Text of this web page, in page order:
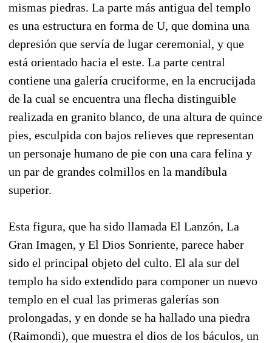
mismas piedras. La parte más antigua del templo
es una estructura en forma de U, que domina una
depresión que servía de lugar ceremonial, y que
está orientado hacia el este. La parte central
contiene una galería cruciforme, en la encrucijada
de la cual se encuentra una flecha distinguible
realizada en granito blanco, de una altura de quince
pies, esculpida con bajos relieves que representan
un personaje humano de pie con una cara felina y
un par de grandes colmillos en la mandíbula
superior.
Esta figura, que ha sido llamada El Lanzón, La
Gran Imagen, y El Dios Sonriente, parece haber
sido el principal objeto del culto. El ala sur del
templo ha sido extendido para componer un nuevo
templo en el cual las primeras galerías son
prolongadas, y en donde se ha hallado una piedra
(Raimondi), que muestra el dios de los báculos, un